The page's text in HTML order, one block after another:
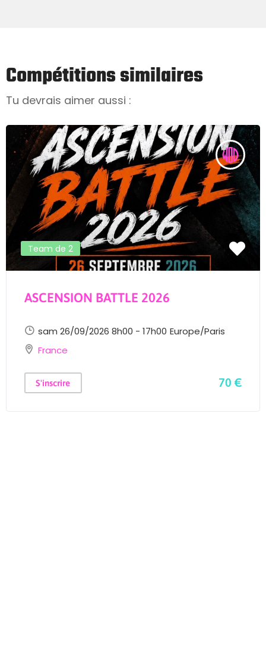
Compétitions similaires
Tu devrais aimer aussi :
Team de 2
ASCENSION BATTLE 2026
sam 26/09/2026 8h00 - 17h00 Europe/Paris
France
S'inscrire 70 €